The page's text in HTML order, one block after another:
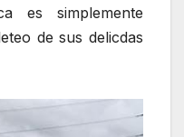
es simplemente
de sus delicdas